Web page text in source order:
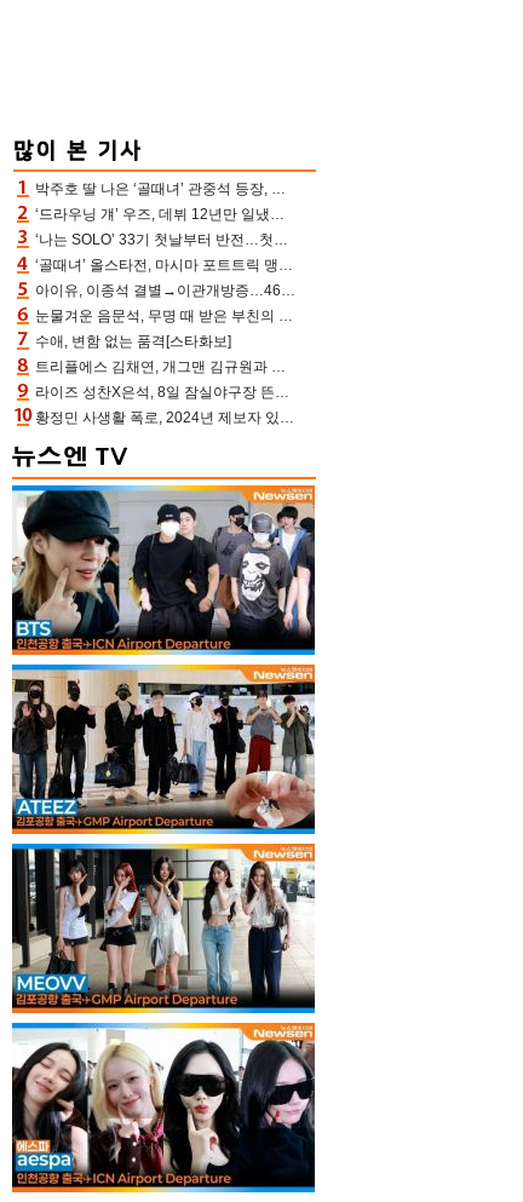
박주호 딸 나은 ‘골때녀’ 관중석 등장, 김민재 복제인간 보고 혼란 [결정적장면]
‘드라우닝 걔’ 우즈, 데뷔 12년만 일냈다…체조경기장 입성 확정
‘나는 SOLO’ 33기 첫날부터 반전…첫인상 0표 영호, 호감남 급부상
‘골때녀’ 올스타전, 마시마 포트트릭 맹추격전 5:4 골 잔치 ‘짜릿’ [어제TV]
아이유, 이종석 결별→이관개방증…46장 꽉 채운 유애나 ♥ “열심히 사는 중”
눈물겨운 음문석, 무명 때 받은 부친의 전재산→폐암 父 세상 떠나기 전 여행(유퀴즈)[어제TV]
수애, 변함 없는 품격[스타화보]
트리플에스 김채연, 개그맨 김규원과 함께 프리뷰쇼 진행 [포토엔HD]
라이즈 성찬X은석, 8일 잠실야구장 뜬다…시구 시타+특별공연까지
황정민 사생활 폭로, 2024년 제보자 있었나 “네가 회사에 전화했니” 녹취록 공개 파장